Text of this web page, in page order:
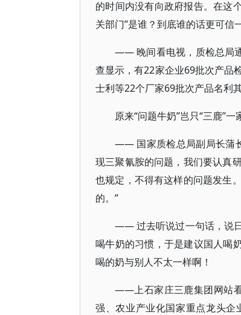
的时间内没有向政府报告。在这
关部门”是谁？到底谁的话更可信一
―― 晚间看电视，质检总局
查显示，有22家企业69批次产品
士利等22个厂家69批次产品名利其
原来“问题牛奶”岂只“三鹿”一
―― 国家质检总局副局长蒲
现三聚氰胺的问题，我们要认真
也规定，不得有这样的问题发生
的。”
―― 过去听说过一句话，说
喝牛奶的习惯，于是建议国人喝
喝的奶与别人不太一样啊！
――上石家庄三鹿集团网站
强、农业产业化国家重点龙头企